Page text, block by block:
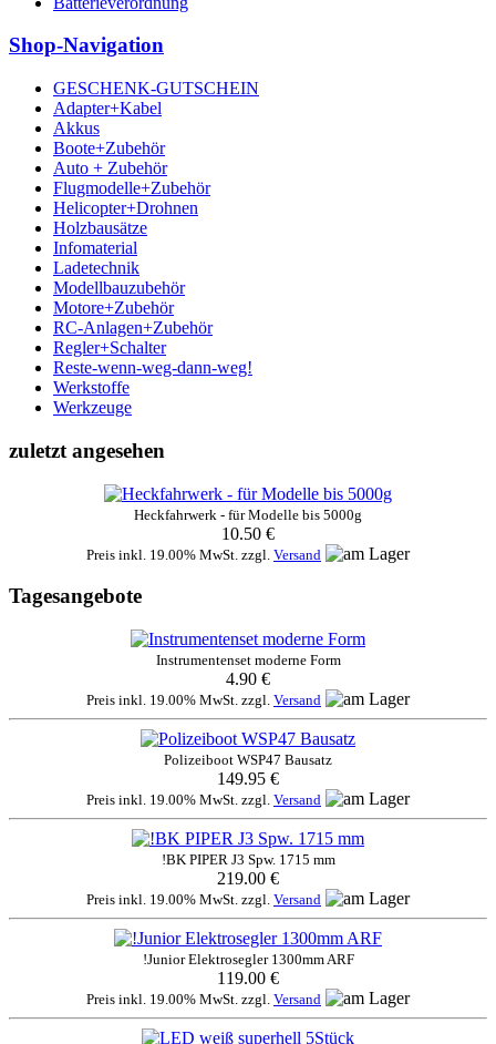
Shop-Navigation
GESCHENK-GUTSCHEIN
Adapter+Kabel
Akkus
Boote+Zubehör
Auto + Zubehör
Flugmodelle+Zubehör
Helicopter+Drohnen
Holzbausätze
Infomaterial
Ladetechnik
Modellbauzubehör
Motore+Zubehör
RC-Anlagen+Zubehör
Regler+Schalter
Reste-wenn-weg-dann-weg!
Werkstoffe
Werkzeuge
zuletzt angesehen
Heckfahrwerk - für Modelle bis 5000g
10.50 €
Preis inkl. 19.00% MwSt. zzgl. Versand
Tagesangebote
Instrumentenset moderne Form
4.90 €
Preis inkl. 19.00% MwSt. zzgl. Versand
Polizeiboot WSP47 Bausatz
149.95 €
Preis inkl. 19.00% MwSt. zzgl. Versand
!BK PIPER J3 Spw. 1715 mm
219.00 €
Preis inkl. 19.00% MwSt. zzgl. Versand
!Junior Elektrosegler 1300mm ARF
119.00 €
Preis inkl. 19.00% MwSt. zzgl. Versand